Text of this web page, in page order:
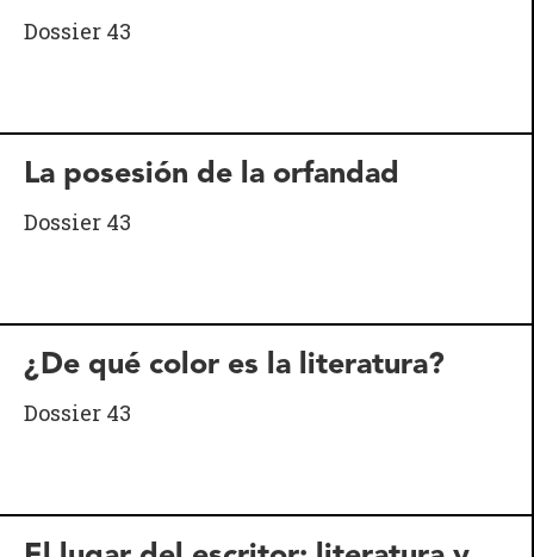
Dossier 43
La posesión de la orfandad
Dossier 43
¿De qué color es la literatura?
Dossier 43